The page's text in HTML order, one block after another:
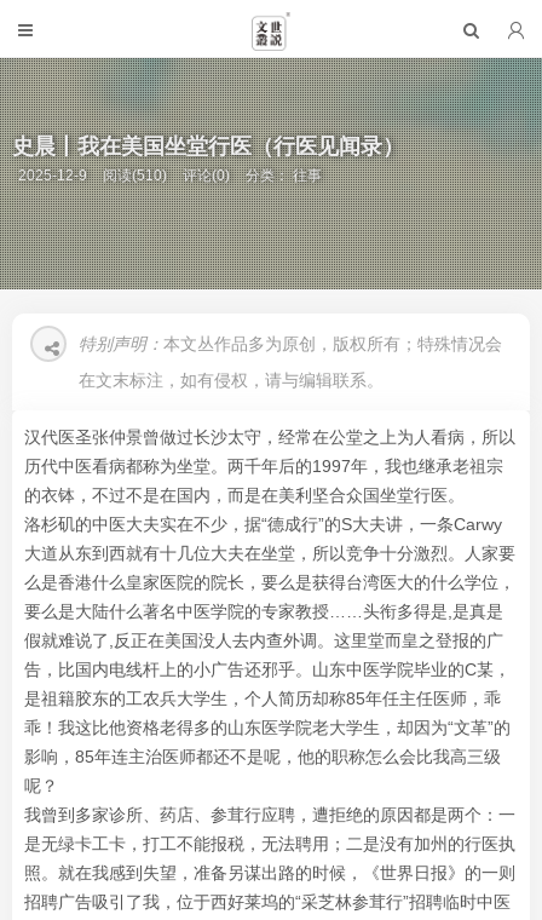
史晨丨我在美国坐堂行医（行医见闻录）
2025-12-9 阅读(510) 评论(0) 分类：往事
特别声明： 本文丛作品多为原创，版权所有；特殊情况会
在文末标注，如有侵权，请与编辑联系。
汉代医圣张仲景曾做过长沙太守，经常在公堂之上为人看病，所以
历代中医看病都称为坐堂。两千年后的1997年，我也继承老祖宗
的衣钵，不过不是在国内，而是在美利坚合众国坐堂行医。
洛杉矶的中医大夫实在不少，据“德成行”的S大夫讲，一条Carwy
大道从东到西就有十几位大夫在坐堂，所以竞争十分激烈。人家要
么是香港什么皇家医院的院长，要么是获得台湾医大的什么学位，
要么是大陆什么著名中医学院的专家教授……头衔多得是,是真是
假就难说了,反正在美国没人去内查外调。这里堂而皇之登报的广
告，比国内电线杆上的小广告还邪乎。山东中医学院毕业的C某，
是祖籍胶东的工农兵大学生，个人简历却称85年任主任医师，乖
乖！我这比他资格老得多的山东医学院老大学生，却因为“文革”的
影响，85年连主治医师都还不是呢，他的职称怎么会比我高三级
呢？
我曾到多家诊所、药店、参茸行应聘，遭拒绝的原因都是两个：一
是无绿卡工卡，打工不能报税，无法聘用；二是没有加州的行医执
照。就在我感到失望，准备另谋出路的时候，《世界日报》的一则
招聘广告吸引了我，位于西好莱坞的“采芝林参茸行”招聘临时中医